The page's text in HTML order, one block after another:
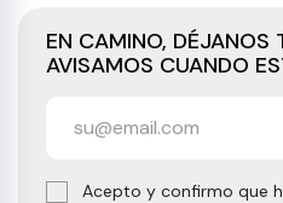
EN CAMINO, DÉJANOS
AVISAMOS CUANDO
Acepto y confirmo que